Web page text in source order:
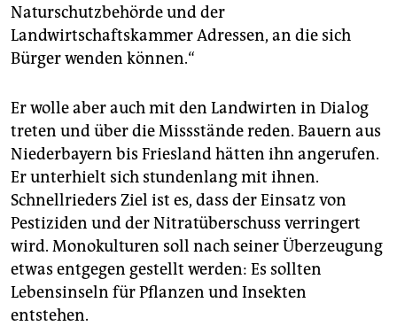
Naturschutzbehörde und der
Landwirtschaftskammer Adressen, an die sich
Bürger wenden können.“
Er wolle aber auch mit den Landwirten in Dialog
treten und über die Missstände reden. Bauern aus
Niederbayern bis Friesland hätten ihn angerufen.
Er unterhielt sich stundenlang mit ihnen.
Schnellrieders Ziel ist es, dass der Einsatz von
Pestiziden und der Nitratüberschuss verringert
wird. Monokulturen soll nach seiner Überzeugung
etwas entgegen gestellt werden: Es sollten
Lebensinseln für Pflanzen und Insekten
entstehen.